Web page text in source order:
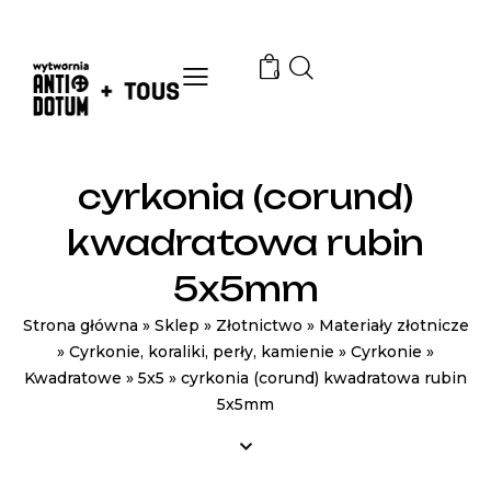
0
cyrkonia (corund)
kwadratowa rubin
5x5mm
Strona główna » Sklep » Złotnictwo » Materiały złotnicze
» Cyrkonie, koraliki, perły, kamienie » Cyrkonie »
Kwadratowe » 5x5 » cyrkonia (corund) kwadratowa rubin
5x5mm